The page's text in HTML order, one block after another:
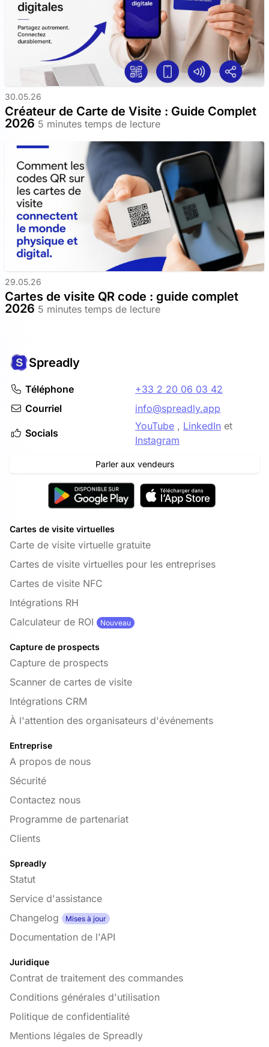
30.05.26
Créateur de Carte de Visite : Guide Complet
2026 5 minutes temps de lecture
29.05.26
Cartes de visite QR code : guide complet
2026 5 minutes temps de lecture
Spreadly
Téléphone
+33 2 20 06 03 42
Courriel
info@spreadly.app
Socials
YouTube , LinkedIn et
Instagram
Parler aux vendeurs
Cartes de visite virtuelles
Carte de visite virtuelle gratuite
Cartes de visite virtuelles pour les entreprises
Cartes de visite NFC
Intégrations RH
Calculateur de ROI
Nouveau
Capture de prospects
Capture de prospects
Scanner de cartes de visite
Intégrations CRM
À l'attention des organisateurs d'événements
Entreprise
A propos de nous
Sécurité
Contactez nous
Programme de partenariat
Clients
Spreadly
Statut
Service d'assistance
Changelog
Mises à jour
Documentation de l'API
Juridique
Contrat de traitement des commandes
Conditions générales d'utilisation
Politique de confidentialité
Mentions légales de Spreadly